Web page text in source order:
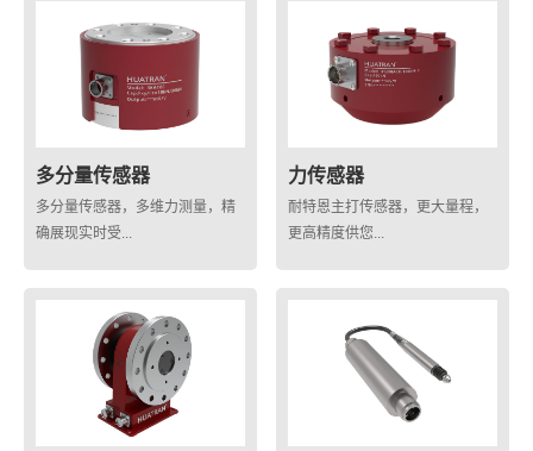
多分量传感器
多分量传感器，多维力测量，精
确展现实时受...
力传感器
耐特恩主打传感器，更大量程，
更高精度供您...